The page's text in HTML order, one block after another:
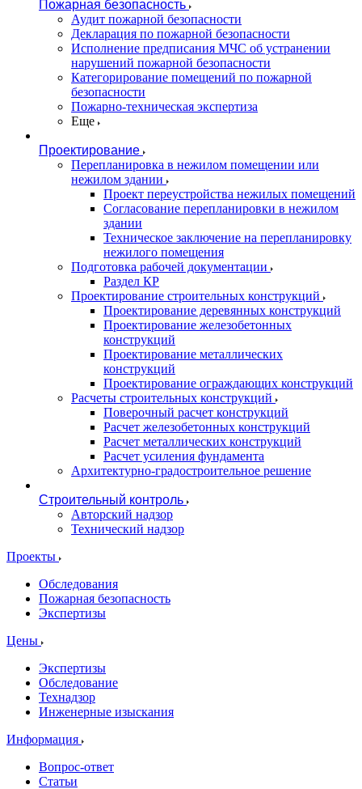
Пожарная безопасность
Аудит пожарной безопасности
Декларация по пожарной безопасности
Исполнение предписания МЧС об устранении
нарушений пожарной безопасности
Категорирование помещений по пожарной
безопасности
Пожарно-техническая экспертиза
Еще
Проектирование
Перепланировка в нежилом помещении или
нежилом здании
Проект переустройства нежилых помещений
Согласование перепланировки в нежилом
здании
Техническое заключение на перепланировку
нежилого помещения
Подготовка рабочей документации
Раздел КР
Проектирование строительных конструкций
Проектирование деревянных конструкций
Проектирование железобетонных
конструкций
Проектирование металлических
конструкций
Проектирование ограждающих конструкций
Расчеты строительных конструкций
Поверочный расчет конструкций
Расчет железобетонных конструкций
Расчет металлических конструкций
Расчет усиления фундамента
Архитектурно-градостроительное решение
Строительный контроль
Авторский надзор
Технический надзор
Проекты
Обследования
Пожарная безопасность
Экспертизы
Цены
Экспертизы
Обследование
Технадзор
Инженерные изыскания
Информация
Вопрос-ответ
Статьи